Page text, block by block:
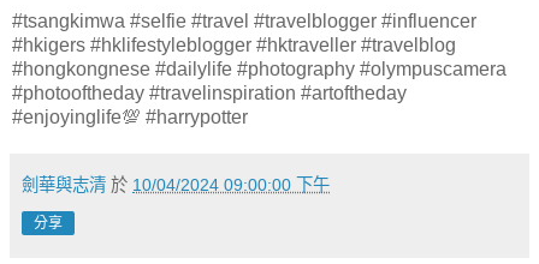
#tsangkimwa #selfie #travel #travelblogger #influencer
#hkigers #hklifestyleblogger #hktraveller #travelblog
#hongkongnese #dailylife #photography #olympuscamera
#photooftheday #travelinspiration #artoftheday
#enjoyinglife💯 #harrypotter
劍華與志清 於 10/04/2024 09:00:00 下午
分享